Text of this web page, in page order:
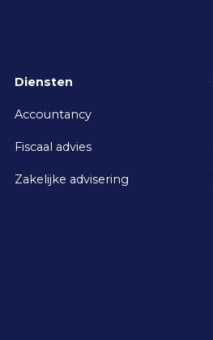
Diensten
Accountancy
Fiscaal advies
Zakelijke advisering